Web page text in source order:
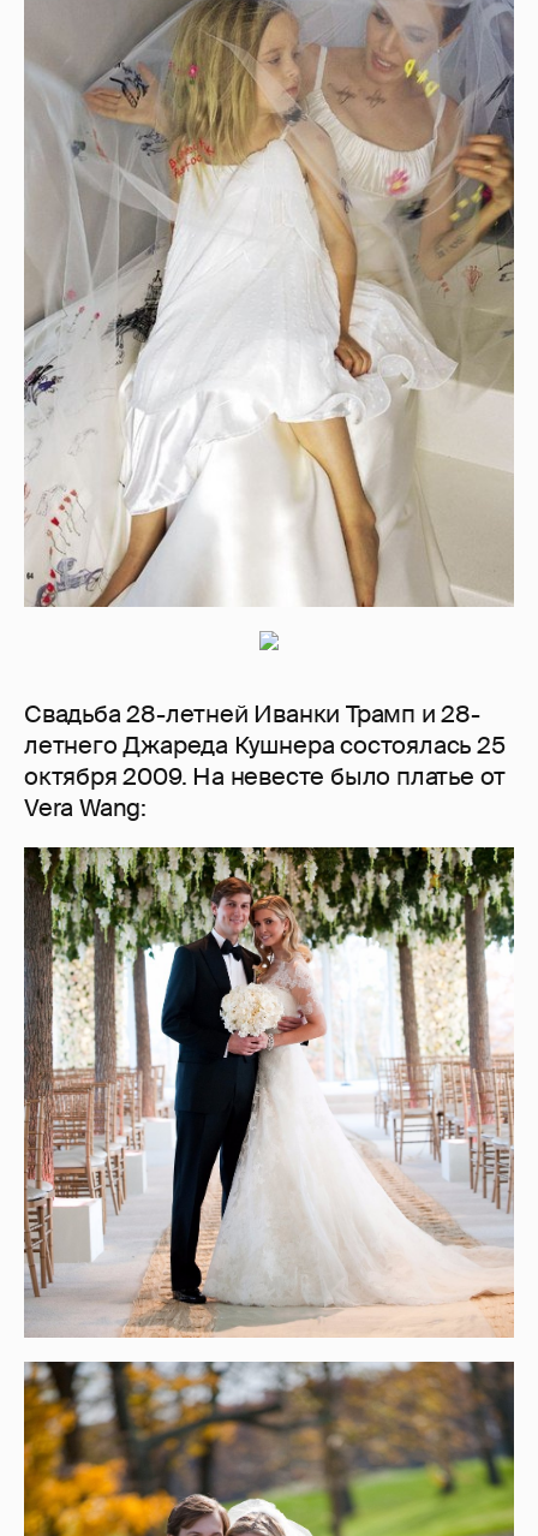
Свадьба 28-летней Иванки Трамп и 28-
летнего Джареда Кушнера состоялась 25
октября 2009. На невесте было платье от
Vera Wang: